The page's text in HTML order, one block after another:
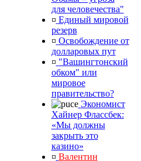
для человечества"
¤ Единый мировой
резерв
¤ Освобождение от
долларовых пут
¤ "Вашингтонский
обком" или
мировое
правительство?
Экономист
Хайнер Флассбек:
«Мы должны
закрыть это
казино»
¤ Валентин